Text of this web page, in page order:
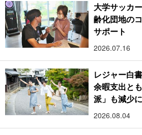
大学サッカ
齢化団地の
サポート
2026.07.16
レジャー白
余暇支出と
派」も減少
2026.08.04